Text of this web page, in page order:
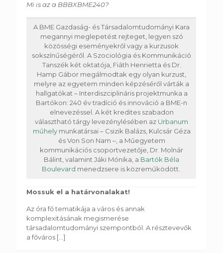
Mi is az a BBBXBME240?
A BME Gazdaság- és Társadalomtudományi Kara
megannyi meglepetést rejteget, legyen szó
közösségi eseményekről vagy a kurzusok
sokszínűségéről. A Szociológia és Kommunikáció
Tanszék két oktatója, Fiáth Henrietta és Dr.
Hamp Gábor megálmodtak egy olyan kurzust,
melyre az egyetem minden képzéséről várták a
hallgatókat – Interdiszciplináris projektmunka a
Bartókon: 240 év tradíció és innováció a BME-n
elnevezéssel. A két kredites szabadon
választható tárgy levezénylésében az Urbanum
műhelymunkatársai – Csizik Balázs, Kulcsár Géza
és Von Son Nam –, a Műegyetem
kommunikációs csoportvezetője, Dr. Molnár
Bálint, valamint Jáki Mónika, a Bartók Béla
Boulevard menedzsere is közreműködött.
Mossuk el a határvonalakat!
Az óra fő tematikája a város és annak
komplexitásának megismerése
társadalomtudományi szempontból. A résztevevők
a főváros [...]